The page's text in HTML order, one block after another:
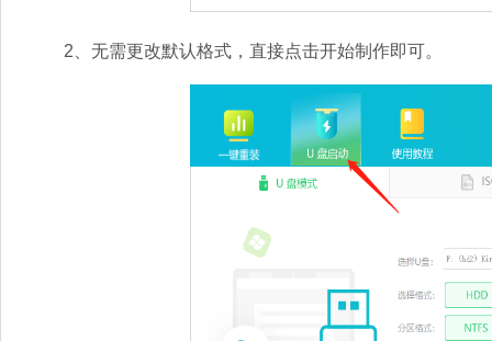
2、无需更改默认格式，直接点击开始制作即可。